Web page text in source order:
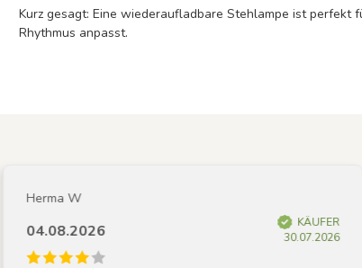
Kurz gesagt: Eine wiederaufladbare Stehlampe ist perfekt
Rhythmus anpasst.
Herma W
04.08.2026
KÄUFER
30.07.2026